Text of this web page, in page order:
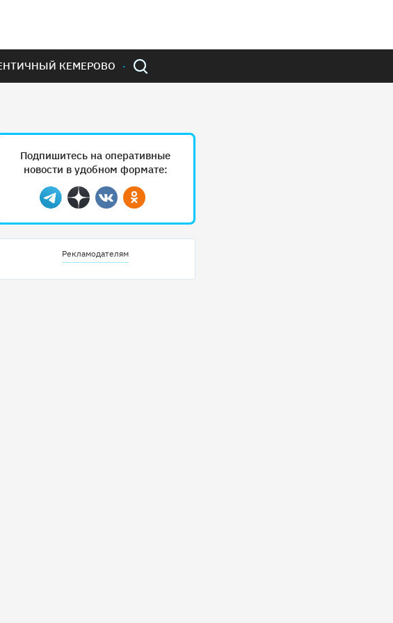
КЕМЕРОВО
Подпишитесь на оперативные
новости в удобном формате:
Telegram
ДзенВконтактеОдноклассники
Рекламодателям